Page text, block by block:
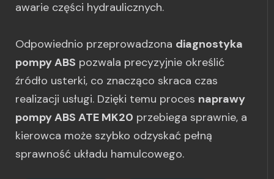
awarie części hydraulicznych.
Odpowiednio przeprowadzona diagnostyka
pompy ABS pozwala precyzyjnie określić
źródło usterki, co znacząco skraca czas
realizacji usługi. Dzięki temu proces naprawy
pompy ABS ATE MK20 przebiega sprawnie, a
kierowca może szybko odzyskać pełną
sprawność układu hamulcowego.